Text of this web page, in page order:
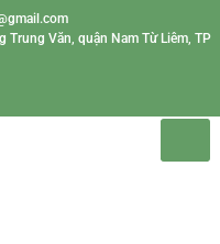
Văn, quận Nam Từ Liêm, TP